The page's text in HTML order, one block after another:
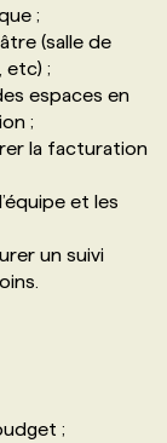
;
(salle de
etc) ;
espaces en
;
la facturation
et les
un suivi
;